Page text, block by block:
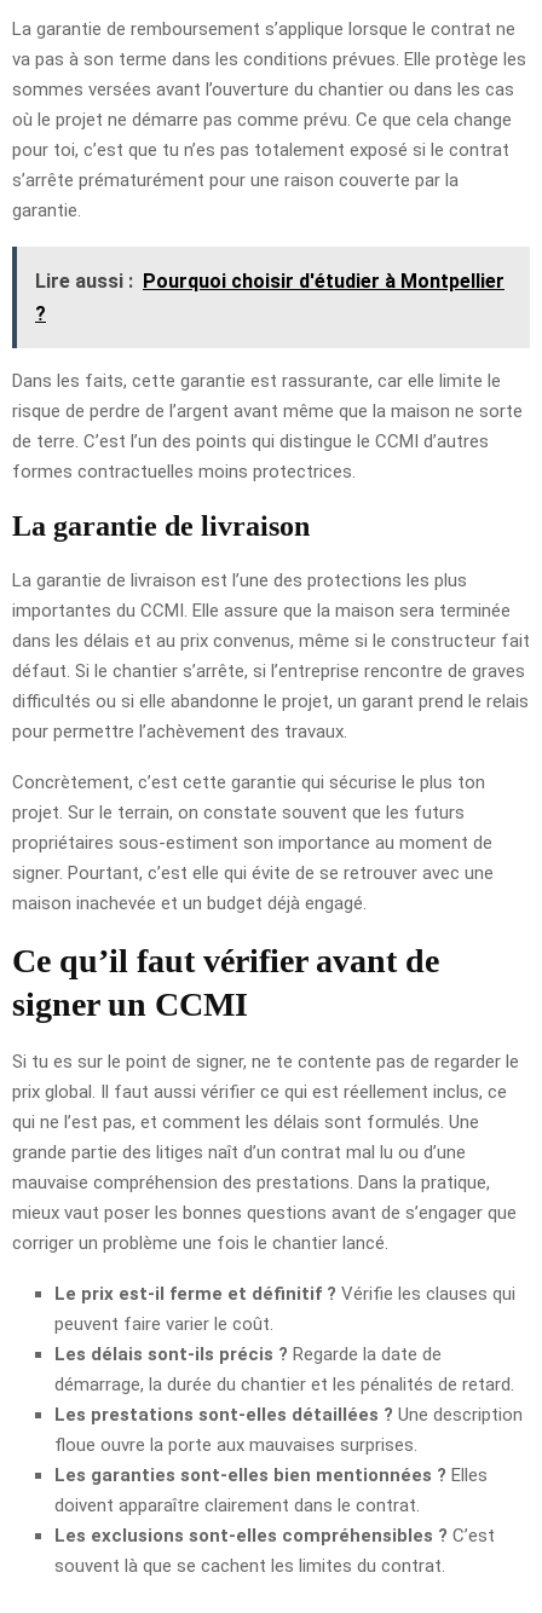
La garantie de remboursement s’applique lorsque le contrat ne
va pas à son terme dans les conditions prévues. Elle protège les
sommes versées avant l’ouverture du chantier ou dans les cas
où le projet ne démarre pas comme prévu. Ce que cela change
pour toi, c’est que tu n’es pas totalement exposé si le contrat
s’arrête prématurément pour une raison couverte par la
garantie.
Lire aussi : Pourquoi choisir d'étudier à Montpellier
?
Dans les faits, cette garantie est rassurante, car elle limite le
risque de perdre de l’argent avant même que la maison ne sorte
de terre. C’est l’un des points qui distingue le CCMI d’autres
formes contractuelles moins protectrices.
La garantie de livraison
La garantie de livraison est l’une des protections les plus
importantes du CCMI. Elle assure que la maison sera terminée
dans les délais et au prix convenus, même si le constructeur fait
défaut. Si le chantier s’arrête, si l’entreprise rencontre de graves
difficultés ou si elle abandonne le projet, un garant prend le relais
pour permettre l’achèvement des travaux.
Concrètement, c’est cette garantie qui sécurise le plus ton
projet. Sur le terrain, on constate souvent que les futurs
propriétaires sous-estiment son importance au moment de
signer. Pourtant, c’est elle qui évite de se retrouver avec une
maison inachevée et un budget déjà engagé.
Ce qu’il faut vérifier avant de
signer un CCMI
Si tu es sur le point de signer, ne te contente pas de regarder le
prix global. Il faut aussi vérifier ce qui est réellement inclus, ce
qui ne l’est pas, et comment les délais sont formulés. Une
grande partie des litiges naît d’un contrat mal lu ou d’une
mauvaise compréhension des prestations. Dans la pratique,
mieux vaut poser les bonnes questions avant de s’engager que
corriger un problème une fois le chantier lancé.
Le prix est-il ferme et définitif ? Vérifie les clauses qui
peuvent faire varier le coût.
Les délais sont-ils précis ? Regarde la date de
démarrage, la durée du chantier et les pénalités de retard.
Les prestations sont-elles détaillées ? Une description
floue ouvre la porte aux mauvaises surprises.
Les garanties sont-elles bien mentionnées ? Elles
doivent apparaître clairement dans le contrat.
Les exclusions sont-elles compréhensibles ? C’est
souvent là que se cachent les limites du contrat.